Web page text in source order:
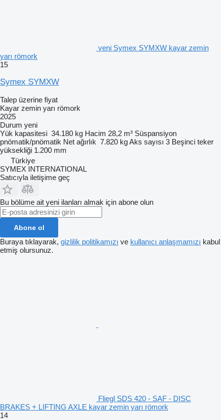
yeni Symex SYMXW kayar zemin
yarı römork
15
Symex SYMXW
Talep üzerine fiyat
Kayar zemin yarı römork
2025
Durum yeni
Yük kapasitesi 34.180 kg Hacim 28,2 m³ Süspansiyon
pnömatik/pnömatik Net ağırlık 7.820 kgAks sayısı 3 Beşinci teker
yüksekliği 1.200 mm
Türkiye
SYMEX INTERNATIONAL
Satıcıyla iletişime geç
Bu bölüme ait yeni ilanları almak için abone olun
Abone ol
Buraya tıklayarak, gizlilik politikamızı ve kullanıcı anlaşmamızı kabul
etmiş olursunuz.
Fliegl SDS 420 - SAF - DISC
BRAKES + LIFTING AXLE kayar zemin yarı römork
14